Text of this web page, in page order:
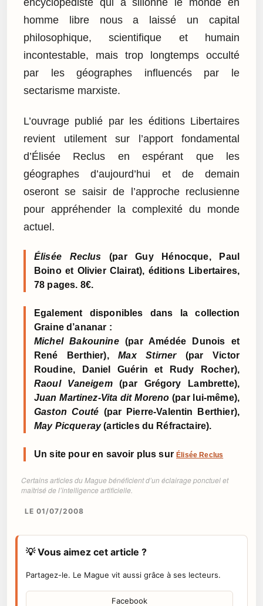
homme libre nous a laissé un capital
philosophique, scientifique et humain
incontestable, mais trop longtemps occulté
par les géographes influencés par le
sectarisme marxiste.
L’ouvrage publié par les éditions Libertaires
revient utilement sur l’apport fondamental
d’Élisée Reclus en espérant que les
géographes d’aujourd’hui et de demain
oseront se saisir de l’approche reclusienne
pour appréhender la complexité du monde
actuel.
Élisée Reclus (par Guy Hénocque, Paul
Boino et Olivier Clairat), éditions Libertaires,
78 pages. 8€.
Egalement disponibles dans la collection
Graine d’ananar :
Michel Bakounine(par Amédée Dunois et
René Berthier),Max Stirner(par Victor
Roudine, Daniel Guérin et Rudy Rocher),
Raoul Vaneigem(par Grégory Lambrette),
Juan Martinez-Vita dit Moreno (par lui-même),
Gaston Couté (par Pierre-Valentin Berthier),
May Picqueray(articles du Réfractaire).
Un site pour en savoir plus surÉlisée Reclus
Certains articles du Mague bénéficient d’un éclairage ponctuel et
maîtrisé de l’intelligence artificielle.
LE 01/07/2008
💡 Vous aimez cet article ?
Partagez-le. Le Mague vit aussi grâce à ses lecteurs.
Facebook